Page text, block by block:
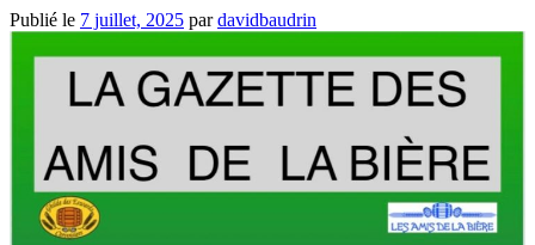
Publié le 7 juillet, 2025 pardavidbaudrin